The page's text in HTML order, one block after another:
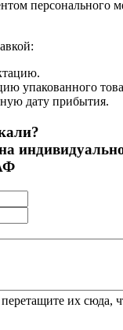
персонального
упакованного
дату прибытия.
их сюда,